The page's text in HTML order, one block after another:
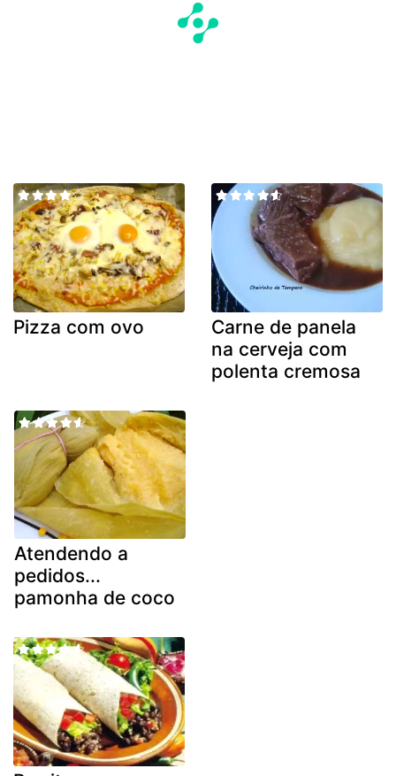
Pizza com ovo
Carne de panela
na cerveja com
polenta cremosa
Atendendo a
pedidos...
pamonha de coco